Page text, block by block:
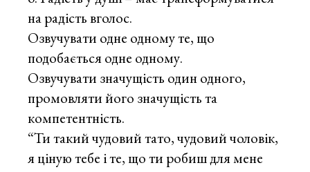
на радість вголос.
Озвучувати одне одному те, що
подобається одне одному.
Озвучувати значущість один одного,
промовляти його значущість та
компетентність.
“Ти такий чудовий тато, чудовий чоловік,
я ціную тебе і те, що ти робиш для мене